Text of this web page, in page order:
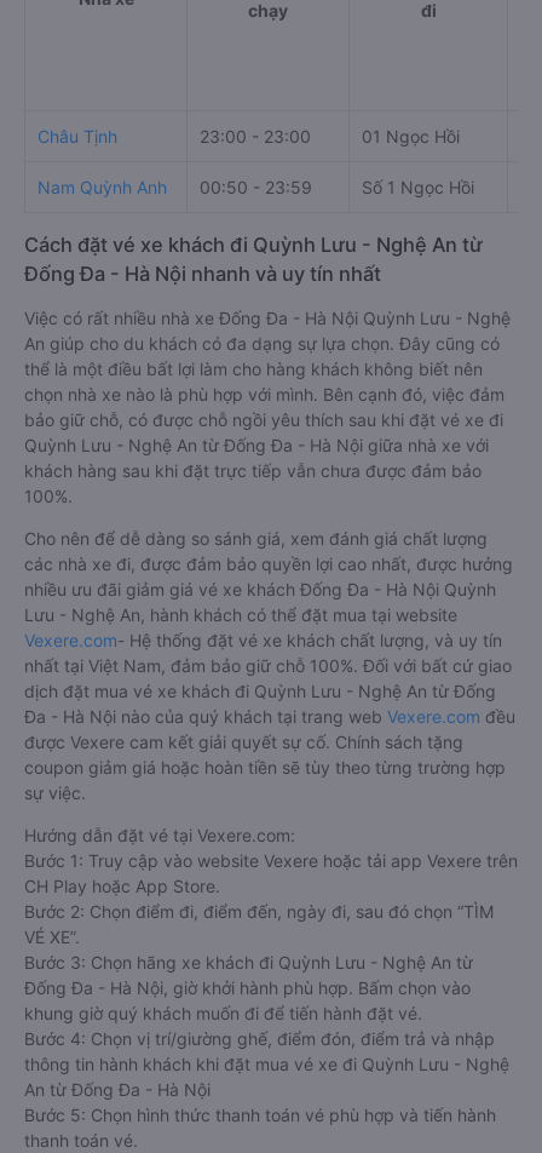
chạy đi
Châu Tịnh 23:00 - 23:00 01 Ngọc Hồi
Nam Quỳnh Anh 00:50 - 23:59 Số 1 Ngọc Hồi
Cách đặt vé xe khách đi Quỳnh Lưu - Nghệ An từ
Đống Đa - Hà Nội nhanh và uy tín nhất
Việc có rất nhiều nhà xe Đống Đa - Hà Nội Quỳnh Lưu - Nghệ
An giúp cho du khách có đa dạng sự lựa chọn. Đây cũng có
thể là một điều bất lợi làm cho hàng khách không biết nên
chọn nhà xe nào là phù hợp với mình. Bên cạnh đó, việc đảm
bảo giữ chỗ, có được chỗ ngồi yêu thích sau khi đặt vé xe đi
Quỳnh Lưu - Nghệ An từ Đống Đa - Hà Nội giữa nhà xe với
khách hàng sau khi đặt trực tiếp vẫn chưa được đảm bảo
100%.
Cho nên để dễ dàng so sánh giá, xem đánh giá chất lượng
các nhà xe đi, được đảm bảo quyền lợi cao nhất, được hưởng
nhiều ưu đãi giảm giá vé xe khách Đống Đa - Hà Nội Quỳnh
Lưu - Nghệ An, hành khách có thể đặt mua tại website
Vexere.com- Hệ thống đặt vé xe khách chất lượng, và uy tín
nhất tại Việt Nam, đảm bảo giữ chỗ 100%. Đối với bất cứ giao
dịch đặt mua vé xe khách đi Quỳnh Lưu - Nghệ An từ Đống
Đa - Hà Nội nào của quý khách tại trang web Vexere.com đều
được Vexere cam kết giải quyết sự cố. Chính sách tặng
coupon giảm giá hoặc hoàn tiền sẽ tùy theo từng trường hợp
sự việc.
Hướng dẫn đặt vé tại Vexere.com:
Bước 1: Truy cập vào website Vexere hoặc tải app Vexere trên
CH Play hoặc App Store.
Bước 2: Chọn điểm đi, điểm đến, ngày đi, sau đó chọn “TÌM
VÉ XE”.
Bước 3: Chọn hãng xe khách đi Quỳnh Lưu - Nghệ An từ
Đống Đa - Hà Nội, giờ khởi hành phù hợp. Bấm chọn vào
khung giờ quý khách muốn đi để tiến hành đặt vé.
Bước 4: Chọn vị trí/giường ghế, điểm đón, điểm trả và nhập
thông tin hành khách khi đặt mua vé xe đi Quỳnh Lưu - Nghệ
An từ Đống Đa - Hà Nội
Bước 5: Chọn hình thức thanh toán vé phù hợp và tiến hành
thanh toán vé.